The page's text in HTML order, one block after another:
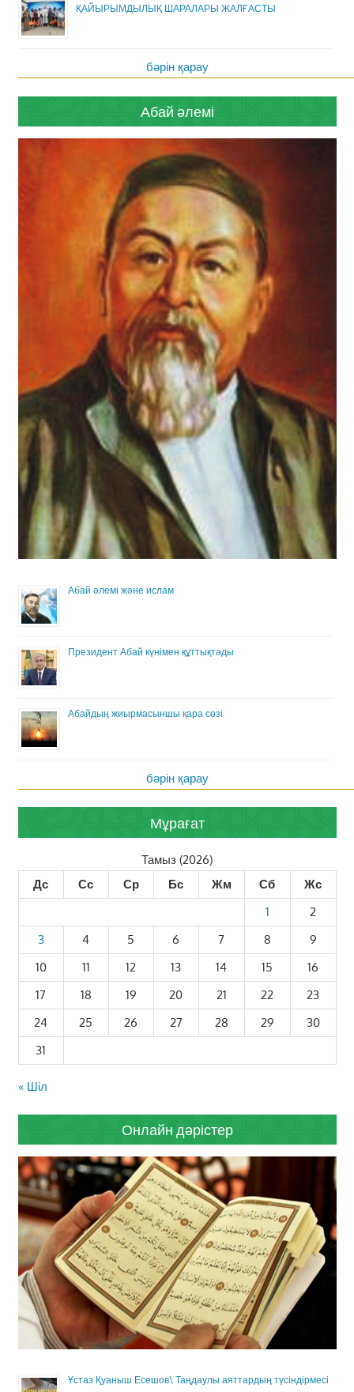
ҚАЙЫРЫМДЫЛЫҚ ШАРАЛАРЫ ЖАЛҒАСТЫ
бәрін қарау
Абай әлемі
Абай әлемі және ислам
Президент Абай күнімен құттықтады
Абайдың жиырмасыншы қара сөзі
бәрін қарау
Мұрағат
Тамыз (2026)
Дс
Сс Ср Бс Жм Сб
Жс
1
2
3
4 5 6 7 8
9
10
11 12 13 14 15
16
17
18 19 20 21 22
23
24
25 26 27 28 29
30
31
« Шіл
Онлайн дәрістер
Ұстаз Қуаныш Есешов\ Таңдаулы аяттардың түсіндірмесі